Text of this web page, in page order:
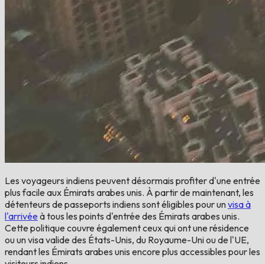
Les voyageurs indiens peuvent désormais profiter d'une entrée
plus facile aux Émirats arabes unis. À partir de maintenant, les
détenteurs de passeports indiens sont éligibles pour unvisa à
l'arrivée à tous les points d'entrée des Émirats arabes unis.
Cette politique couvre également ceux qui ont une résidence
ou un visa valide des États-Unis, du Royaume-Uni ou de l'UE,
rendant les Émirats arabes unis encore plus accessibles pour les